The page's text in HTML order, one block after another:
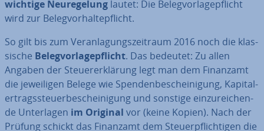
wichtige Neu­re­ge­lung lautet: Die Be­leg­vor­la­ge­pflicht
wird zur Be­leg­vor­hal­te­pflicht.
So gilt bis zum Ver­an­la­gungs­zeit­raum 2016 noch die klas­
si­sche Be­leg­vor­la­ge­pflicht. Das bedeutet: Zu allen
Angaben der Steu­er­erklä­rung legt man dem Finanzamt
die je­wei­li­gen Belege wie Spen­den­be­schei­ni­gung, Ka­pi­tal­
ertrags­steu­er­be­schei­ni­gung und sonstige ein­zu­rei­chen­
de Un­ter­la­gen im Original vor (keine Kopien). Nach der
Prüfung schickt das Finanzamt dem Steu­er­pflich­ti­gen die